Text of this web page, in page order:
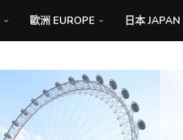
歐洲 EUROPE 日本 JAPAN